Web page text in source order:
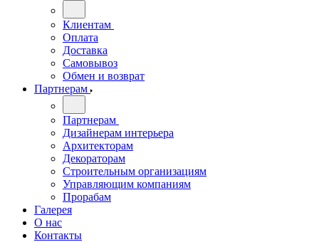
Клиентам
Оплата
Доставка
Самовывоз
Обмен и возврат
Партнерам
Партнерам
Дизайнерам интерьера
Архитекторам
Декораторам
Строительным организациям
Управляющим компаниям
Прорабам
Галерея
О нас
Контакты